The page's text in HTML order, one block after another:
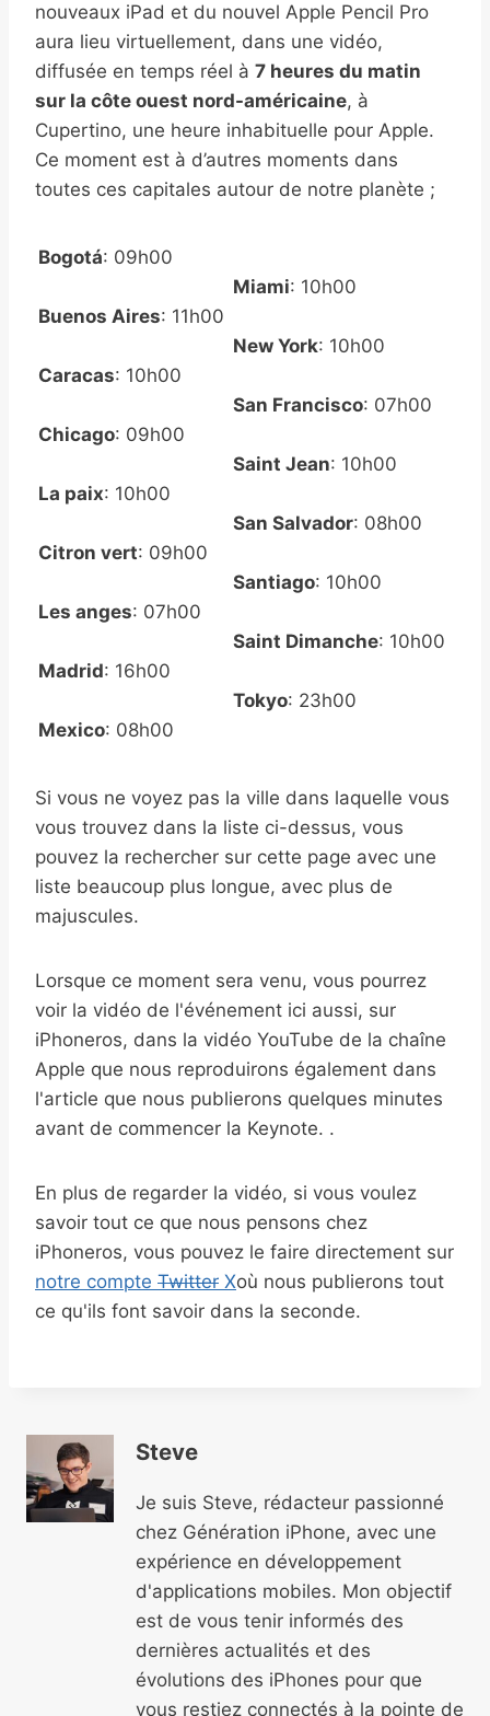
nouveaux iPad et du nouvel Apple Pencil Pro
aura lieu virtuellement, dans une vidéo,
diffusée en temps réel à 7 heures du matin
sur la côte ouest nord-américaine, à
Cupertino, une heure inhabituelle pour Apple.
Ce moment est à d’autres moments dans
toutes ces capitales autour de notre planète ;
Bogotá: 09h00
Buenos Aires: 11h00
Caracas: 10h00
Chicago: 09h00
La paix: 10h00
Citron vert: 09h00
Les anges: 07h00
Madrid: 16h00
Mexico: 08h00
Miami: 10h00
New York: 10h00
San Francisco: 07h00
Saint Jean: 10h00
San Salvador: 08h00
Santiago: 10h00
Saint Dimanche: 10h00
Tokyo: 23h00
Si vous ne voyez pas la ville dans laquelle vous
vous trouvez dans la liste ci-dessus, vous
pouvez la rechercher sur cette page avec une
liste beaucoup plus longue, avec plus de
majuscules.
Lorsque ce moment sera venu, vous pourrez
voir la vidéo de l'événement ici aussi, sur
iPhoneros, dans la vidéo YouTube de la chaîne
Apple que nous reproduirons également dans
l'article que nous publierons quelques minutes
avant de commencer la Keynote. .
En plus de regarder la vidéo, si vous voulez
savoir tout ce que nous pensons chez
iPhoneros, vous pouvez le faire directement sur
notre compte Twitter Xoù nous publierons tout
ce qu'ils font savoir dans la seconde.
Steve
Je suis Steve, rédacteur passionné
chez Génération iPhone, avec une
expérience en développement
d'applications mobiles. Mon objectif
est de vous tenir informés des
dernières actualités et des
évolutions des iPhones pour que
vous restiez connectés à la pointe de